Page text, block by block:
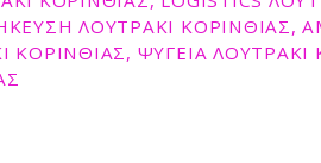
ΛΟΥΤΡΑΚΙ ΚΟΡΙΝΘΙΑΣ,
ΨΥΓΕΙΑ ΛΟΥΤΡΑΚΙ